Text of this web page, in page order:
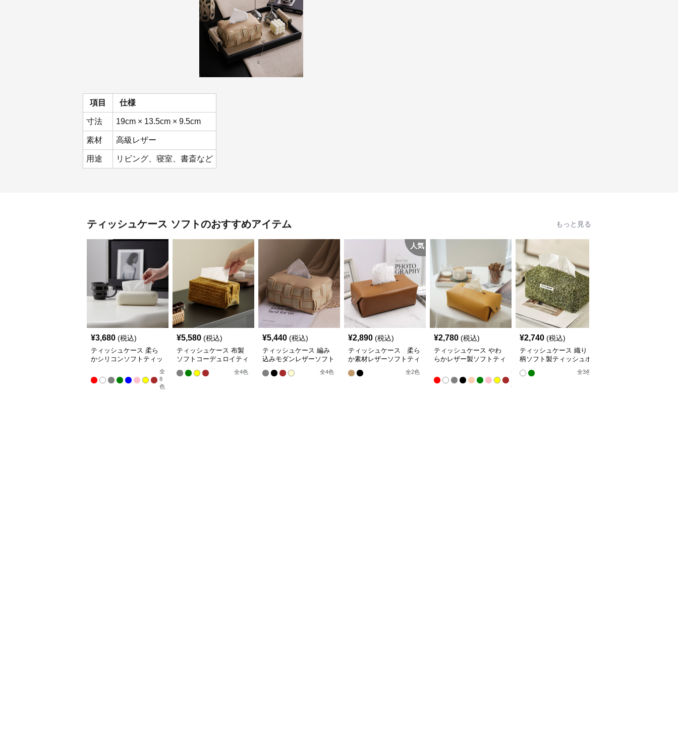
項目 仕様
寸法 19cm × 13.5cm × 9.5cm
素材 高級レザー
用途 リビング、寝室、書斎など
ティッシュケース ソフトのおすすめアイテム もっと見る
¥3,680 (税込)
ティッシュケース 柔ら
かシリコンソフトティッ
全
8
色
¥5,580 (税込)
ティッシュケース 布製
ソフトコーデュロイティ
全4色
¥5,440 (税込)
ティッシュケース 編み
込みモダンレザーソフト
全4色
人気
¥2,890 (税込)
ティッシュケース 柔ら
か素材レザーソフトティ
全2色
¥2,780 (税込)
ティッシュケース やわ
らかレザー製ソフトティ
全
色
¥2,740 (税込)
ティッシュケース 織り
柄ソフト製ティッシュボ
全3色